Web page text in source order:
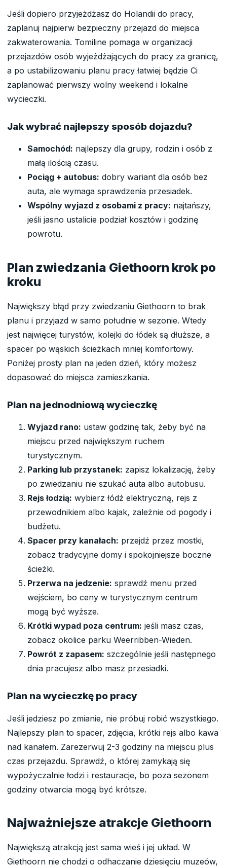
Jeśli dopiero przyjeżdżasz do Holandii do pracy,
zaplanuj najpierw bezpieczny przejazd do miejsca
zakwaterowania. Tomiline pomaga w organizacji
przejazdów osób wyjeżdżających do pracy za granicę,
a po ustabilizowaniu planu pracy łatwiej będzie Ci
zaplanować pierwszy wolny weekend i lokalne
wycieczki.
Jak wybrać najlepszy sposób dojazdu?
Samochód: najlepszy dla grupy, rodzin i osób z
małą ilością czasu.
Pociąg + autobus: dobry wariant dla osób bez
auta, ale wymaga sprawdzenia przesiadek.
Wspólny wyjazd z osobami z pracy: najtańszy,
jeśli jasno ustalicie podział kosztów i godzinę
powrotu.
Plan zwiedzania Giethoorn krok po
kroku
Największy błąd przy zwiedzaniu Giethoorn to brak
planu i przyjazd w samo południe w sezonie. Wtedy
jest najwięcej turystów, kolejki do łódek są dłuższe, a
spacer po wąskich ścieżkach mniej komfortowy.
Poniżej prosty plan na jeden dzień, który możesz
dopasować do miejsca zamieszkania.
Plan na jednodniową wycieczkę
Wyjazd rano: ustaw godzinę tak, żeby być na
miejscu przed największym ruchem
turystycznym.
Parking lub przystanek: zapisz lokalizację, żeby
po zwiedzaniu nie szukać auta albo autobusu.
Rejs łodzią: wybierz łódź elektryczną, rejs z
przewodnikiem albo kajak, zależnie od pogody i
budżetu.
Spacer przy kanałach: przejdź przez mostki,
zobacz tradycyjne domy i spokojniejsze boczne
ścieżki.
Przerwa na jedzenie: sprawdź menu przed
wejściem, bo ceny w turystycznym centrum
mogą być wyższe.
Krótki wypad poza centrum: jeśli masz czas,
zobacz okolice parku Weerribben-Wieden.
Powrót z zapasem: szczególnie jeśli następnego
dnia pracujesz albo masz przesiadki.
Plan na wycieczkę po pracy
Jeśli jedziesz po zmianie, nie próbuj robić wszystkiego.
Najlepszy plan to spacer, zdjęcia, krótki rejs albo kawa
nad kanałem. Zarezerwuj 2-3 godziny na miejscu plus
czas przejazdu. Sprawdź, o której zamykają się
wypożyczalnie łodzi i restauracje, bo poza sezonem
godziny otwarcia mogą być krótsze.
Najważniejsze atrakcje Giethoorn
Największą atrakcją jest sama wieś i jej układ. W
Giethoorn nie chodzi o odhaczanie dziesięciu muzeów,